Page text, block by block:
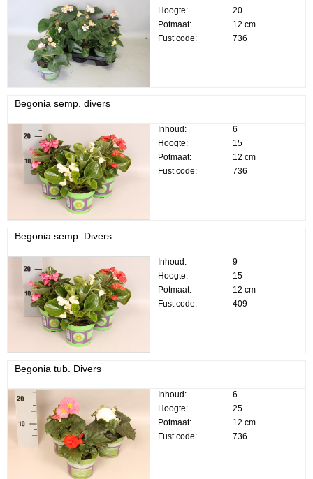
Hoogte:
20
Potmaat:
12 cm
Fust code:
736
Begonia semp. divers
Inhoud:
6
Hoogte:
15
Potmaat:
12 cm
Fust code:
736
Begonia semp. Divers
Inhoud:
9
Hoogte:
15
Potmaat:
12 cm
Fust code:
409
Begonia tub. Divers
Inhoud:
6
Hoogte:
25
Potmaat:
12 cm
Fust code:
736